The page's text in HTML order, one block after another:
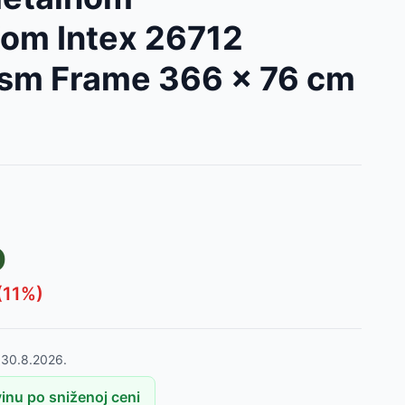
Intex 26712
Frame 366 x 76 cm
11%)
30.8.2026.
po sniženoj ceni